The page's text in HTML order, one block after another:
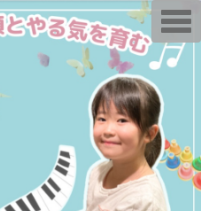
T
o
g
g
l
g
a
t